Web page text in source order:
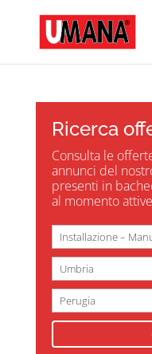
Ricerca
Consulta le
annunci del
presenti in
al momento